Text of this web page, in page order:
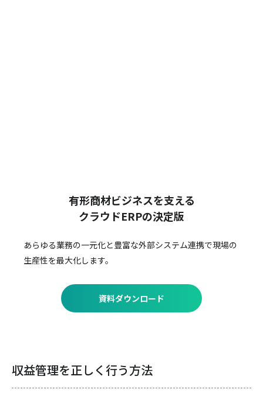
有形商材ビジネスを支える
クラウドERPの決定版
あらゆる業務の一元化と豊富な外部システム連携で現場の
生産性を最大化します。
資料ダウンロード
収益管理を正しく行う方法